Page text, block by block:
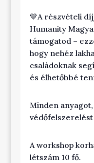
💙A részvételi
Humanity
támogatod –
hogy nehéz
családoknak
és élhetőbbé
Minden
A workshop
létszám 10 fő.